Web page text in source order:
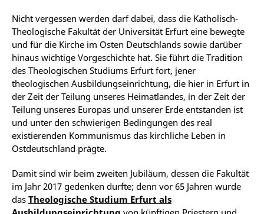
Nicht vergessen werden darf dabei, dass die Katholisch-
Theologische Fakultät der Universität Erfurt eine bewegte
und für die Kirche im Osten Deutschlands sowie darüber
hinaus wichtige Vorgeschichte hat. Sie führt die Tradition
des Theologischen Studiums Erfurt fort, jener
theologischen Ausbildungseinrichtung, die hier in Erfurt in
der Zeit der Teilung unseres Heimatlandes, in der Zeit der
Teilung unseres Europas und unserer Erde entstanden ist
und unter den schwierigen Bedingungen des real
existierenden Kommunismus das kirchliche Leben in
Ostdeutschland prägte.
Damit sind wir beim zweiten Jubiläum, dessen die Fakultät
im Jahr 2017 gedenken durfte; denn vor 65 Jahren wurde
das Theologische Studium Erfurt als